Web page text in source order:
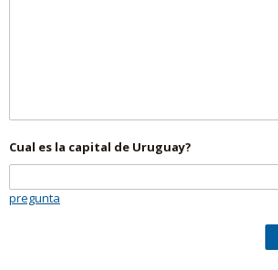
Cual es la capital de Uruguay?
pregunta